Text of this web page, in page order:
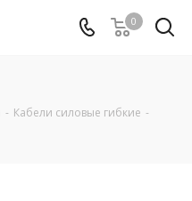
0
- Кабели силовые гибкие -